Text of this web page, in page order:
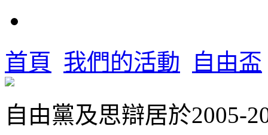
首頁 我們的活動 自由盃
自由黨及思辯居於2005-